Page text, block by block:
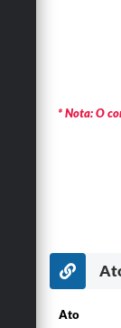
Telefones
* Nota: O
Ato